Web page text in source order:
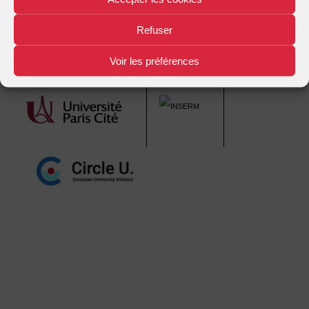
Refuser
Voir les préférences
navigation
Mentions légales | Plan d'accès | Nous contacter